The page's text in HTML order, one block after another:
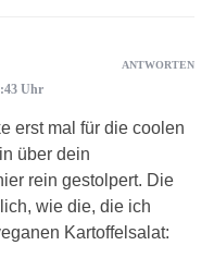
Uhr
erst mal für die coolen
über dein
rein gestolpert. Die
wie die, die ich
Kartoffelsalat:
ANTWORTEN